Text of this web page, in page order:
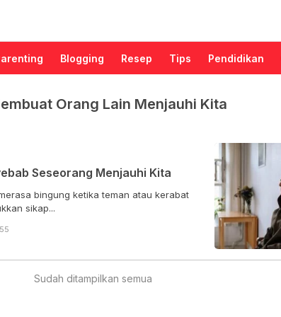
Blogging Resep Tips Pendidikan
Orang Lain Menjauhi Kita
Seseorang Menjauhi Kita
bingung ketika teman atau kerabat
sikap...
Sudah ditampilkan semua